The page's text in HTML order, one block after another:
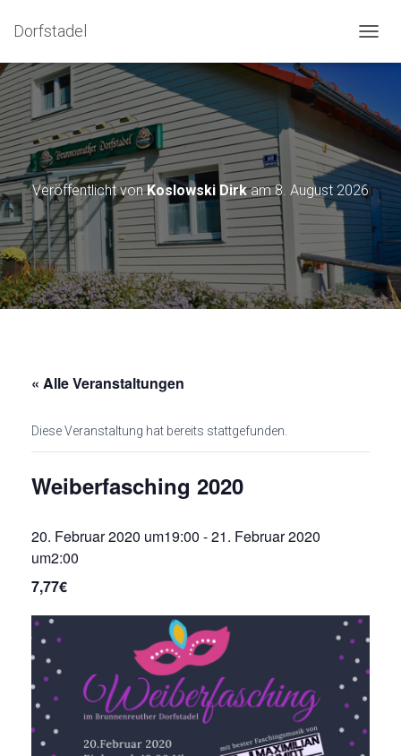
Dorfstadel
Veröffentlicht vonKoslowski Dirkam8. August 2026
« Alle Veranstaltungen
Diese Veranstaltung hat bereits stattgefunden.
Weiberfasching 2020
20. Februar 2020 um19:00 -21. Februar 2020
um2:00
7,77€